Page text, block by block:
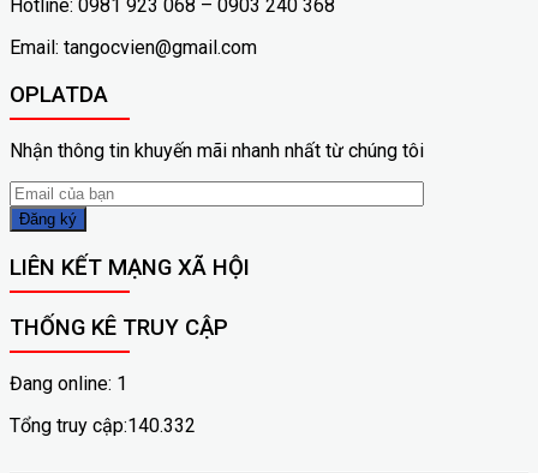
Hotline: 0981 923 068 – 0903 240 368
Email: tangocvien@gmail.com
OPLATDA
Nhận thông tin khuyến mãi nhanh nhất từ chúng tôi
LIÊN KẾT MẠNG XÃ HỘI
THỐNG KÊ TRUY CẬP
Đang online: 1
Tổng truy cập:140.332